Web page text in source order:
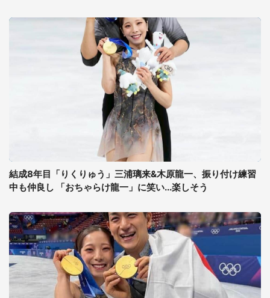
結成8年目「りくりゅう」三浦璃来&木原龍一、振り付け練習
中も仲良し 「おちゃらけ龍一」に笑い...楽しそう